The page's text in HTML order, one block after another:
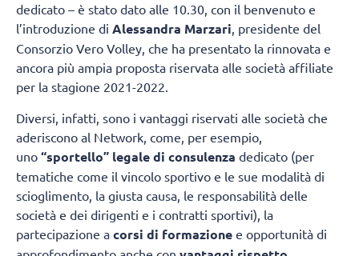
dedicato – è stato dato alle 10.30, con il benvenuto e
l’introduzione di Alessandra Marzari, presidente del
Consorzio Vero Volley, che ha presentato la rinnovata e
ancora più ampia proposta riservata alle società affiliate
per la stagione 2021-2022.
Diversi, infatti, sono i vantaggi riservati alle società che
aderiscono al Network, come, per esempio,
uno “sportello” legale di consulenza dedicato (per
tematiche come il vincolo sportivo e le sue modalità di
scioglimento, la giusta causa, le responsabilità delle
società e dei dirigenti e i contratti sportivi), la
partecipazione a corsi di formazione e opportunità di